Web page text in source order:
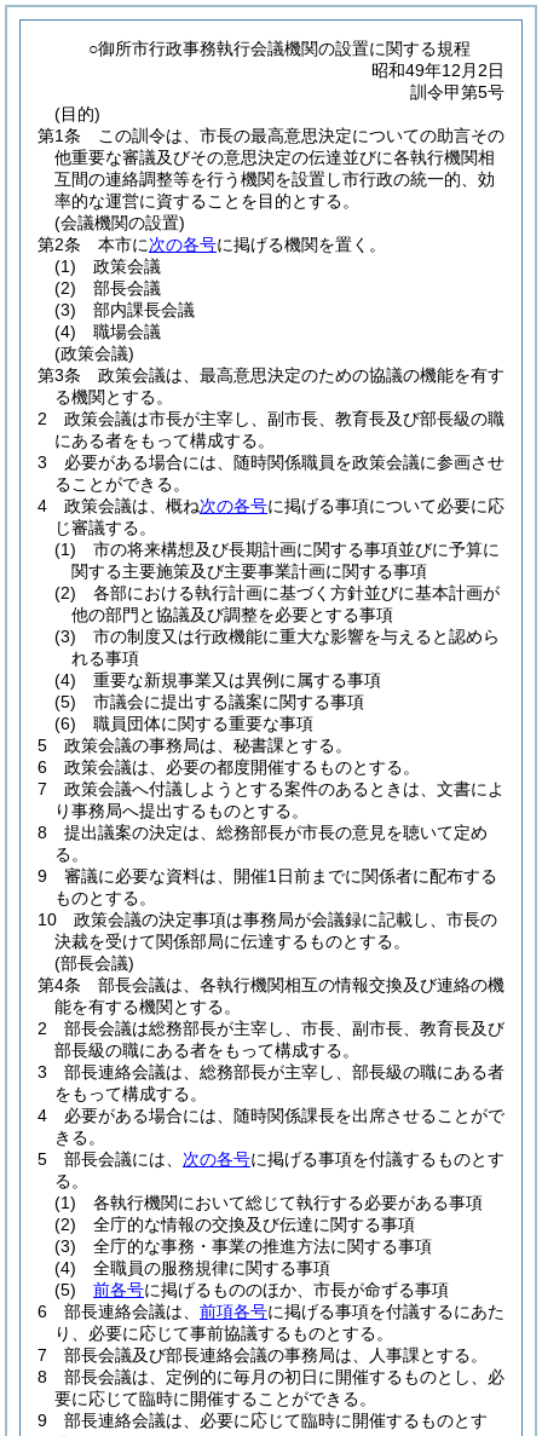
○御所市行政事務執行会議機関の設置に関する規程
昭和49年12月2日
訓令甲第5号
(目的)
第1条
この訓令は、市長の最高意思決定についての助言その
他重要な審議及びその意思決定の伝達並びに各執行機関相
互間の連絡調整等を行う機関を設置し市行政の統一的、効
率的な運営に資することを目的とする。
(会議機関の設置)
第2条
本市に次の各号に掲げる機関を置く。
(1)
政策会議
(2)
部長会議
(3)
部内課長会議
(4)
職場会議
(政策会議)
第3条
政策会議は、最高意思決定のための協議の機能を有す
る機関とする。
2
政策会議は市長が主宰し、副市長、教育長及び部長級の職
にある者をもって構成する。
3
必要がある場合には、随時関係職員を政策会議に参画させ
ることができる。
4
政策会議は、概ね次の各号に掲げる事項について必要に応
じ審議する。
(1)
市の将来構想及び長期計画に関する事項並びに予算に
関する主要施策及び主要事業計画に関する事項
(2)
各部における執行計画に基づく方針並びに基本計画が
他の部門と協議及び調整を必要とする事項
(3)
市の制度又は行政機能に重大な影響を与えると認めら
れる事項
(4)
重要な新規事業又は異例に属する事項
(5)
市議会に提出する議案に関する事項
(6)
職員団体に関する重要な事項
5
政策会議の事務局は、秘書課とする。
6
政策会議は、必要の都度開催するものとする。
7
政策会議へ付議しようとする案件のあるときは、文書によ
り事務局へ提出するものとする。
8
提出議案の決定は、総務部長が市長の意見を聴いて定め
る。
9
審議に必要な資料は、開催1日前までに関係者に配布する
ものとする。
10
政策会議の決定事項は事務局が会議録に記載し、市長の
決裁を受けて関係部局に伝達するものとする。
(部長会議)
第4条
部長会議は、各執行機関相互の情報交換及び連絡の機
能を有する機関とする。
2
部長会議は総務部長が主宰し、市長、副市長、教育長及び
部長級の職にある者をもって構成する。
3
部長連絡会議は、総務部長が主宰し、部長級の職にある者
をもって構成する。
4
必要がある場合には、随時関係課長を出席させることがで
きる。
5
部長会議には、 次の各号に掲げる事項を付議するものとす
る。
(1)
各執行機関において総じて執行する必要がある事項
(2)
全庁的な情報の交換及び伝達に関する事項
(3)
全庁的な事務・事業の推進方法に関する事項
(4)
全職員の服務規律に関する事項
(5)
前各号に掲げるもののほか、市長が命ずる事項
6
部長連絡会議は、 前項各号に掲げる事項を付議するにあた
り、必要に応じて事前協議するものとする。
7
部長会議及び部長連絡会議の事務局は、人事課とする。
8
部長会議は、定例的に毎月の初日に開催するものとし、必
要に応じて臨時に開催することができる。
9
部長連絡会議は、必要に応じて臨時に開催するものとす